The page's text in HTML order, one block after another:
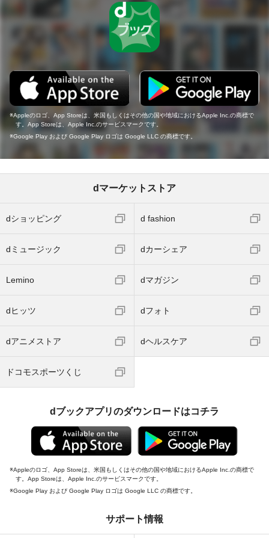
Appleのロゴ、App Storeは、米国もしくはその他の国や地域におけるApple Inc.の商標で
す。App Storeは、Apple Inc.のサービスマークです。
Google Play および Google Play ロゴは Google LLC の商標です。
dマーケットストア
dショッピング d fashion
dミュージック dカーシェア
Lemino dマガジン
dヒッツ dフォト
dアニメストア dヘルスケア
ドコモスポーツくじ
dブックアプリのダウンロードはコチラ
Appleのロゴ、App Storeは、米国もしくはその他の国や地域におけるApple Inc.の商標で
す。App Storeは、Apple Inc.のサービスマークです。
Google Play および Google Play ロゴは Google LLC の商標です。
サポート情報